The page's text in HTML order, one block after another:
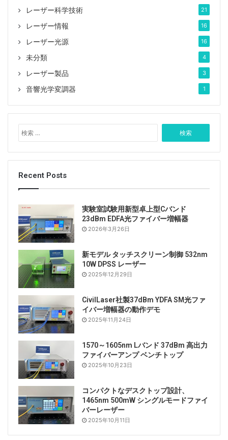
レーザー科学技術 21
レーザー情報 16
レーザー光源 16
未分類 4
レーザー製品 3
音響光学変調器 1
索
:
Recent Posts
実験室試験用新型卓上型Cバンド
23dBm EDFA光ファイバー増幅器
2026年3月26日
新モデル タッチスクリーン制御 532nm
10W DPSS レーザー
2025年12月29日
CivilLaser社製37dBm YDFA SM光ファ
イバー増幅器の動作デモ
2025年11月24日
1570～1605nm Lバンド 37dBm 高出力
ファイバーアンプ ベンチトップ
2025年10月23日
コンパクトなデスクトップ設計、
1465nm 500mW シングルモードファイ
バーレーザー
2025年10月11日